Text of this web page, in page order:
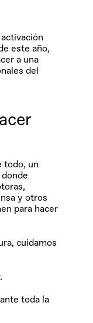
este año,
a una
del
todo, un
y otros
para hacer
cuidamos
toda la